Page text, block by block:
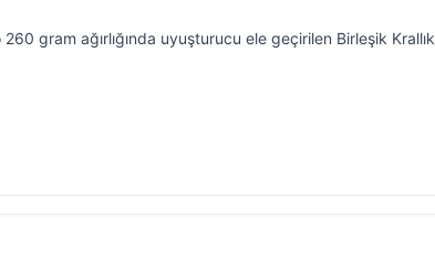
gram ağırlığında uyuşturucu ele geçirilen Birleşik Krallık